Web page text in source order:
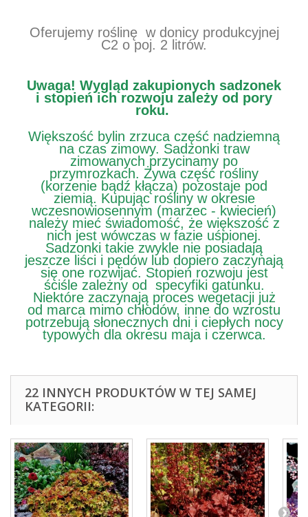
Oferujemy roślinę w donicy produkcyjnej
C2 o poj. 2 litrów.
Uwaga! Wygląd zakupionych sadzonek
i stopień ich rozwoju zależy od pory
roku.
Większość bylin zrzuca część nadziemną
na czas zimowy. Sadzonki traw
zimowanych przycinamy po
przymrozkach. Żywa część rośliny
(korzenie bądź kłącza) pozostaje pod
ziemią. Kupując rośliny w okresie
wczesnowiosennym (marzec - kwiecień)
należy mieć świadomość, że większość z
nich jest wówczas w fazie uśpionej.
Sadzonki takie zwykle nie posiadają
jeszcze liści i pędów lub dopiero zaczynają
się one rozwijać. Stopień rozwoju jest
ściśle zależny od specyfiki gatunku.
Niektóre zaczynają proces wegetacji już
od marca mimo chłodów, inne do wzrostu
potrzebują słonecznych dni i ciepłych nocy
typowych dla okresu maja i czerwca.
22 INNYCH PRODUKTÓW W TEJ SAMEJ
KATEGORII: